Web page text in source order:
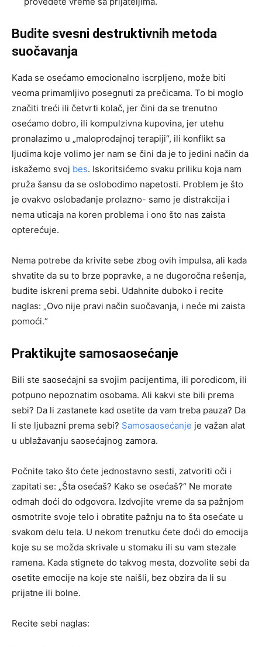
Budite svesni destruktivnih metoda
suočavanja
Kada se osećamo emocionalno iscrpljeno, može biti
veoma primamljivo posegnuti za prečicama. To bi moglo
značiti treći ili četvrti kolač, jer čini da se trenutno
osećamo dobro, ili kompulzivna kupovina, jer utehu
pronalazimo u „maloprodajnoj terapiji“, ili konflikt sa
ljudima koje volimo jer nam se čini da je to jedini način da
iskažemo svoj bes. Iskoritsićemo svaku priliku koja nam
pruža šansu da se oslobodimo napetosti. Problem je što
je ovakvo oslobađanje prolazno- samo je distrakcija i
nema uticaja na koren problema i ono što nas zaista
opterećuje.
Nema potrebe da krivite sebe zbog ovih impulsa, ali kada
shvatite da su to brze popravke, a ne dugoročna rešenja,
budite iskreni prema sebi. Udahnite duboko i recite
naglas: „Ovo nije pravi način suočavanja, i neće mi zaista
pomoći.“
Praktikujte samosaosećanje
Bili ste saosećajni sa svojim pacijentima, ili porodicom, ili
potpuno nepoznatim osobama. Ali kakvi ste bili prema
sebi? Da li zastanete kad osetite da vam treba pauza? Da
li ste ljubazni prema sebi? Samosaosećanje je važan alat
u ublažavanju saosećajnog zamora.
Počnite tako što ćete jednostavno sesti, zatvoriti oči i
zapitati se: „Šta osećaš? Kako se osećaš?“ Ne morate
odmah doći do odgovora. Izdvojite vreme da sa pažnjom
osmotrite svoje telo i obratite pažnju na to šta osećate u
svakom delu tela. U nekom trenutku ćete doći do emocija
koje su se možda skrivale u stomaku ili su vam stezale
ramena. Kada stignete do takvog mesta, dozvolite sebi da
osetite emocije na koje ste naišli, bez obzira da li su
prijatne ili bolne.
Recite sebi naglas: